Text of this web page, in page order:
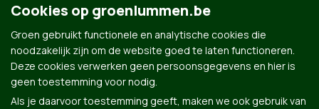
Cookies op groenlummen.be
Groen gebruikt functionele en analytische cookies die
noodzakelijk zijn om de website goed te laten functioneren.
Deze cookies verwerken geen persoonsgegevens en hier is
geen toestemming voor nodig.
Als je daarvoor toestemming geeft, maken we ook gebruik van